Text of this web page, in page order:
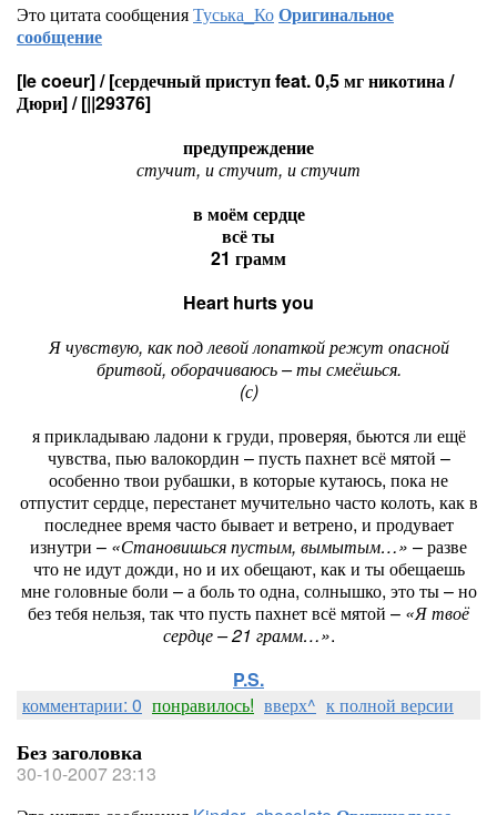
Это цитата сообщенияТуська_КоОригинальное
сообщение
[le coeur] / [сердечный приступ feat. 0,5 мг никотина /
Дюри] / [||29376]
предупреждение
стучит, и стучит, и стучит
в моём сердце
всё ты
21 грамм
Heart hurts you
Я чувствую, как под левой лопаткой режут опасной
бритвой, оборачиваюсь – ты смеёшься.
(с)
я прикладываю ладони к груди, проверяя, бьются ли ещё
чувства, пью валокордин – пусть пахнет всё мятой –
особенно твои рубашки, в которые кутаюсь, пока не
отпустит сердце, перестанет мучительно часто колоть, как в
последнее время часто бывает и ветрено, и продувает
изнутри – «Становишься пустым, вымытым…» – разве
что не идут дожди, но и их обещают, как и ты обещаешь
мне головные боли – а боль то одна, солнышко, это ты – но
без тебя нельзя, так что пусть пахнет всё мятой – «Я твоё
сердце – 21 грамм…».
P.S.
комментарии: 0 понравилось! вверх^ к полной версии
Без заголовка
30-10-2007 23:13